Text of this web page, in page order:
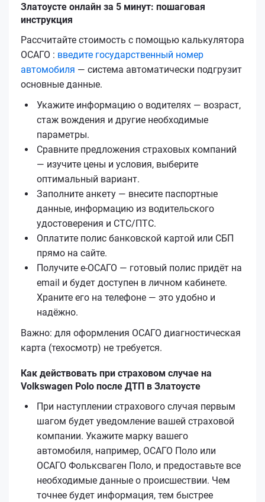
Златоусте онлайн за 5 минут: пошаговая
инструкция
Рассчитайте стоимость с помощью калькулятора
ОСАГО : введите государственный номер
автомобиля — система автоматически подгрузит
основные данные.
Укажите информацию о водителях — возраст,
стаж вождения и другие необходимые
параметры.
Сравните предложения страховых компаний
— изучите цены и условия, выберите
оптимальный вариант.
Заполните анкету — внесите паспортные
данные, информацию из водительского
удостоверения и СТС/ПТС.
Оплатите полис банковской картой или СБП
прямо на сайте.
Получите е‑ОСАГО — готовый полис придёт на
email и будет доступен в личном кабинете.
Храните его на телефоне — это удобно и
надёжно.
Важно: для оформления ОСАГО диагностическая
карта (техосмотр) не требуется.
Как действовать при страховом случае на
Volkswagen Polo после ДТП в Златоусте
При наступлении страхового случая первым
шагом будет уведомление вашей страховой
компании. Укажите марку вашего
автомобиля, например, ОСАГО Поло или
ОСАГО Фольксваген Поло, и предоставьте все
необходимые данные о происшествии. Чем
точнее будет информация, тем быстрее